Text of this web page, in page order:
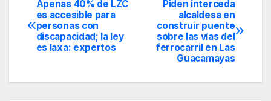
Navegación
de
entradas
Piden interceda
alcaldesa en
construir puente
sobre las vías del
ferrocarril en Las
Guacamayas
Apenas 40% de LZC
es accesible para
personas con
discapacidad; la ley
es laxa: expertos